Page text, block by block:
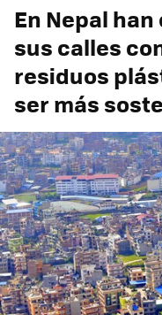
En Nepal
sus calles
residuos
ser más